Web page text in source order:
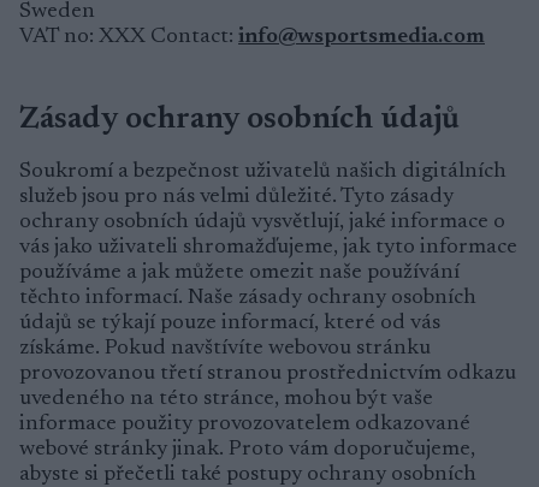
Sweden
VAT no: XXX Contact: info@wsportsmedia.com
Zásady ochrany osobních údajů
Soukromí a bezpečnost uživatelů našich digitálních
služeb jsou pro nás velmi důležité. Tyto zásady
ochrany osobních údajů vysvětlují, jaké informace o
vás jako uživateli shromažďujeme, jak tyto informace
používáme a jak můžete omezit naše používání
těchto informací. Naše zásady ochrany osobních
údajů se týkají pouze informací, které od vás
získáme. Pokud navštívíte webovou stránku
provozovanou třetí stranou prostřednictvím odkazu
uvedeného na této stránce, mohou být vaše
informace použity provozovatelem odkazované
webové stránky jinak. Proto vám doporučujeme,
abyste si přečetli také postupy ochrany osobních